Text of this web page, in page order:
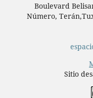
Boulevard
Número,
Sitio